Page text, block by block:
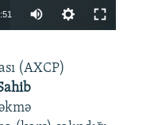
360p
720p
(AXCP)